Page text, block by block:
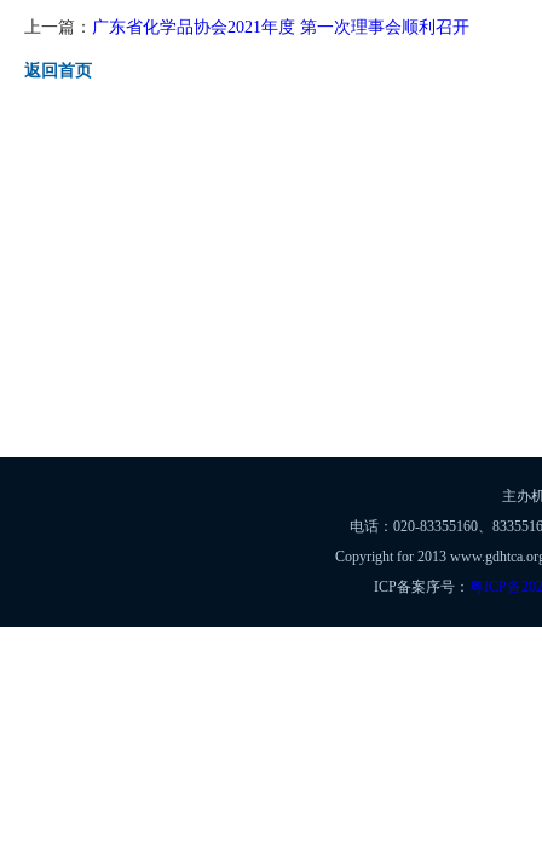
上一篇： 广东省化学品协会2021年度 第一次理事会顺利召开
返回首页
主办
电话：020-83355160、
Copyright for 2013
ICP备案序号：粤ICP备